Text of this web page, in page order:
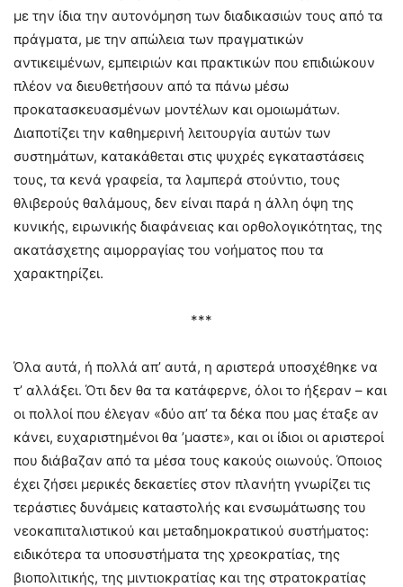
με την ίδια την αυτονόμηση των διαδικασιών τους από τα
πράγματα, με την απώλεια των πραγματικών
αντικειμένων, εμπειριών και πρακτικών που επιδιώκουν
πλέον να διευθετήσουν από τα πάνω μέσω
προκατασκευασμένων μοντέλων και ομοιωμάτων.
Διαποτίζει την καθημερινή λειτουργία αυτών των
συστημάτων, κατακάθεται στις ψυχρές εγκαταστάσεις
τους, τα κενά γραφεία, τα λαμπερά στούντιο, τους
θλιβερούς θαλάμους, δεν είναι παρά η άλλη όψη της
κυνικής, ειρωνικής διαφάνειας και ορθολογικότητας, της
ακατάσχετης αιμορραγίας του νοήματος που τα
χαρακτηρίζει.
***
Όλα αυτά, ή πολλά απ’ αυτά, η αριστερά υποσχέθηκε να
τ’ αλλάξει. Ότι δεν θα τα κατάφερνε, όλοι το ήξεραν – και
οι πολλοί που έλεγαν «δύο απ’ τα δέκα που μας έταξε αν
κάνει, ευχαριστημένοι θα ’μαστε», και οι ίδιοι οι αριστεροί
που διάβαζαν από τα μέσα τους κακούς οιωνούς. Όποιος
έχει ζήσει μερικές δεκαετίες στον πλανήτη γνωρίζει τις
τεράστιες δυνάμεις καταστολής και ενσωμάτωσης του
νεοκαπιταλιστικού και μεταδημοκρατικού συστήματος:
ειδικότερα τα υποσυστήματα της χρεοκρατίας, της
βιοπολιτικής, της μιντιοκρατίας και της στρατοκρατίας